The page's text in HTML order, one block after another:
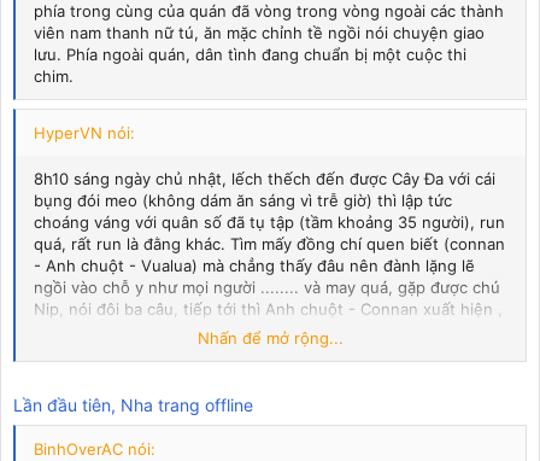
phía trong cùng của quán đã vòng trong vòng ngoài các thành
viên nam thanh nữ tú, ăn mặc chỉnh tề ngồi nói chuyện giao
lưu. Phía ngoài quán, dân tình đang chuẩn bị một cuộc thi
chim.
HyperVN nói:
8h10 sáng ngày chủ nhật, lếch thếch đến được Cây Đa với cái
bụng đói meo (không dám ăn sáng vì trễ giờ) thì lập tức
choáng váng với quân số đã tụ tập (tầm khoảng 35 người), run
quá, rất run là đằng khác. Tìm mấy đồng chí quen biết (connan
- Anh chuột - Vualua) mà chẳng thấy đâu nên đành lặng lẽ
ngồi vào chỗ y như mọi người ........ và may quá, gặp được chú
Nip, nói đôi ba câu, tiếp tới thì Anh chuột - Connan xuất hiện ,
tiếp theo là pnphuong - Phương thì liên hệ rất nhiều qua mạng
mà chưa biết mặt hắn, quả là một anh chàng đẹp trai và ga
vấn đề tổ chức, sau đó pnphuong tuyên bố ngắn gọn vấn đề
khởi hành.
Nhấn để mở rộng...
Lần đầu tiên, Nha trang offline
BinhOverAC nói: